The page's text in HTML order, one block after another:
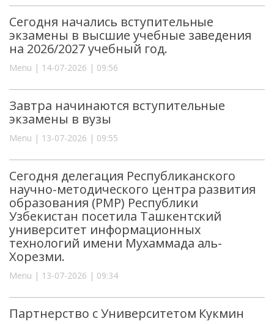
Сегодня начались вступительные
экзамены в высшие учебные заведения
на 2026/2027 учебный год.
Menu | 14-07-2026 | 09:56
Завтра начинаются вступительные
экзамены в вузы
Menu | 13-07-2026 | 09:55
Сегодня делегация Республиканского
научно-методического центра развития
образования (РМР) Республики
Узбекистан посетила Ташкентский
университет информационных
технологий имени Мухаммада аль-
Хорезми.
Menu | 13-07-2026 | 09:34
Партнерство с Университетом Кукмин